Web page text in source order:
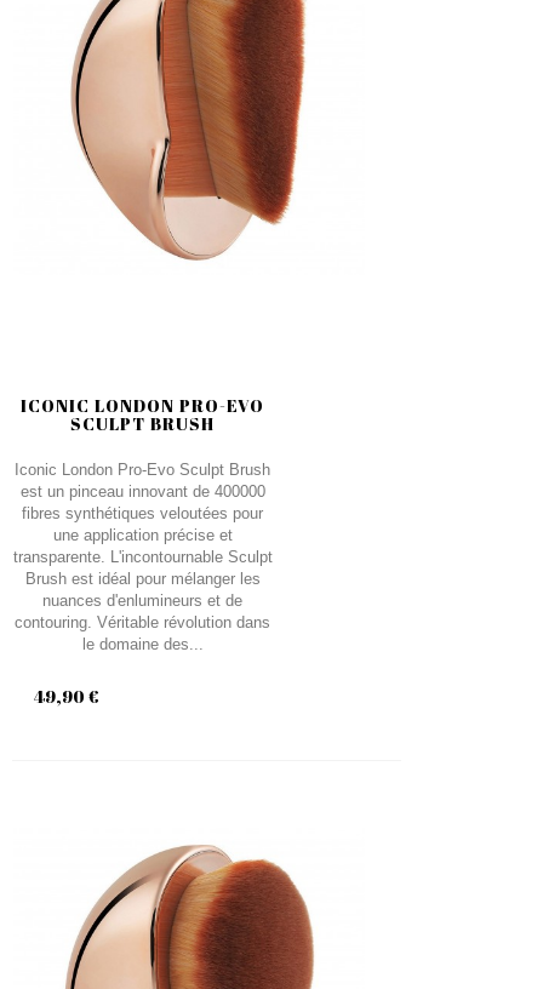
ICONIC LONDON PRO-EVO
SCULPT BRUSH
Iconic London Pro-Evo Sculpt Brush
est un pinceau innovant de 400000
fibres synthétiques veloutées pour
une application précise et
transparente. L'incontournable Sculpt
Brush est idéal pour mélanger les
nuances d'enlumineurs et de
contouring. Véritable révolution dans
le domaine des...
49,90 €